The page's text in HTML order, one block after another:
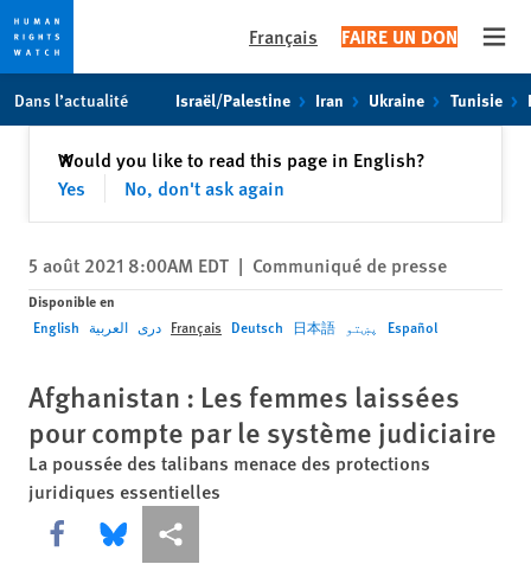
toto
content
Français FAIRE UN DON
Dans l’actualité Israël/Palestine Iran Ukraine Tunisie
Would you like to read this page in English?
Yes
No, don't ask again
✕Fermer
5 août 2021 8:00AM EDT | Communiqué de presse
Disponible en
English العربية دری Français Deutsch 日本語 پښتو Español
Afghanistan : Les femmes laissées
pour compte par le système judiciaire
La poussée des talibans menace des protections
juridiques essentielles
Share this via Facebook
Share this via Bluesky
Share this via Partagez